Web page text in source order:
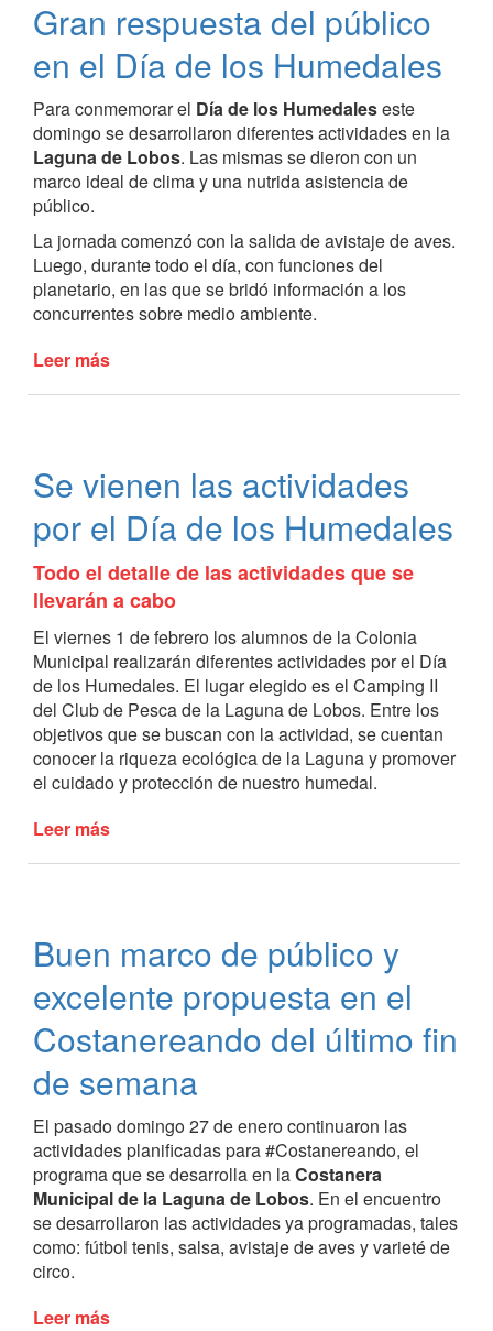
gran
concurrencia
de
Gran respuesta del público
en el Día de los Humedales
Para conmemorar el Día de los Humedaleseste
domingo se desarrollaron diferentes actividades en la
Laguna de Lobos. Las mismas se dieron con un
marco ideal de clima y una nutrida asistencia de
público.
La jornada comenzó con la salida de avistaje de aves.
Luego, durante todo el día, con funciones del
planetario, en las que se bridó información a los
concurrentes sobre medio ambiente.
Leer más
en
el
los
Humedales
Se vienen las actividades
por el Día de los Humedales
Todo el detalle de las actividades que se
llevarán a cabo
El viernes 1 de febrero los alumnos de la Colonia
Municipal realizarán diferentes actividades por el Día
de los Humedales. El lugar elegido es el Camping II
del Club de Pesca de la Laguna de Lobos. Entre los
objetivos que se buscan con la actividad, se cuentan
conocer la riqueza ecológica de la Laguna y promover
el cuidado y protección de nuestro humedal.
Leer más
por
el
Día
los
Buen marco de público y
excelente propuesta en el
Costanereando del último fin
de semana
El pasado domingo 27 de enero continuaron las
actividades planificadas para #Costanereando, el
programa que se desarrolla en laCostanera
Municipal de la Laguna de Lobos. En el encuentro
se desarrollaron las actividades ya programadas, tales
como: fútbol tenis, salsa, avistaje de aves y varieté de
circo.
Leer más